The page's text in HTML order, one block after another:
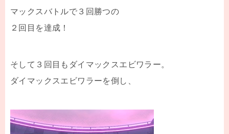
マックスバトルで３回勝つの
２回目を達成！
そして３回目もダイマックスエビワラー。
ダイマックスエビワラーを倒し、